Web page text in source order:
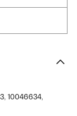
10046634,